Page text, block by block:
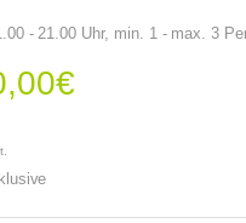
- 21.00 Uhr, min. 1 - max. 3
€